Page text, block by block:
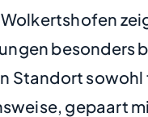
besonders
gepaart